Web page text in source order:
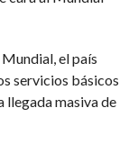
el país
servicios básicos
llegada masiva de